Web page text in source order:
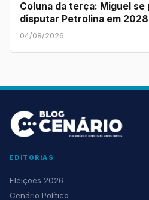
Coluna da terça: Miguel se
disputar Petrolina em 2028
04/08/2026
EDITORIAS
Eleições 2026
Cenário Político